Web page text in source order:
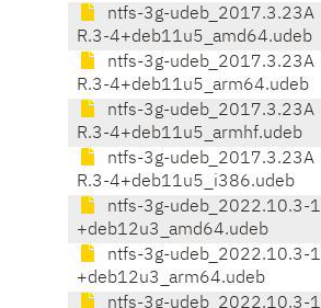
ntfs-3g-udeb_2017.3.23A
R.3-4+deb11u5_amd64.udeb
ntfs-3g-udeb_2017.3.23A
R.3-4+deb11u5_arm64.udeb
ntfs-3g-udeb_2017.3.23A
R.3-4+deb11u5_armhf.udeb
ntfs-3g-udeb_2017.3.23A
R.3-4+deb11u5_i386.udeb
ntfs-3g-udeb_2022.10.3-1
+deb12u3_amd64.udeb
ntfs-3g-udeb_2022.10.3-1
+deb12u3_arm64.udeb
ntfs-3g-udeb_2022.10.3-1